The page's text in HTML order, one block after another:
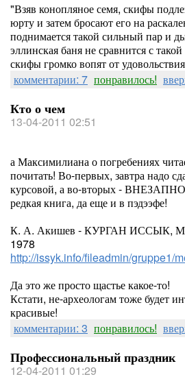
"Взяв конопляное семя, скифы
юрту и затем бросают его на
поднимается такой сильный пар и
эллинская баня не сравнится с
скифы громко вопят от
комментарии: 7 понравилось!
Кто о чем
13-04-2011 02:51
а Максимилиана о погребениях
почитать! Во-первых, завтра надо
курсовой, а во-вторых - ВНЕЗАПНО
редкая книга, да еще и в пэдээфе!
К. А. Акишев - КУРГАН ИССЫК,
1978
http://issyk.info/fileadmin/gruppe1/
Да это же просто щастье какое-то!
Кстати, не-археологам тоже будет
красивые!
комментарии: 3 понравилось!
Профессиональный праздник
12-04-2011 01:29